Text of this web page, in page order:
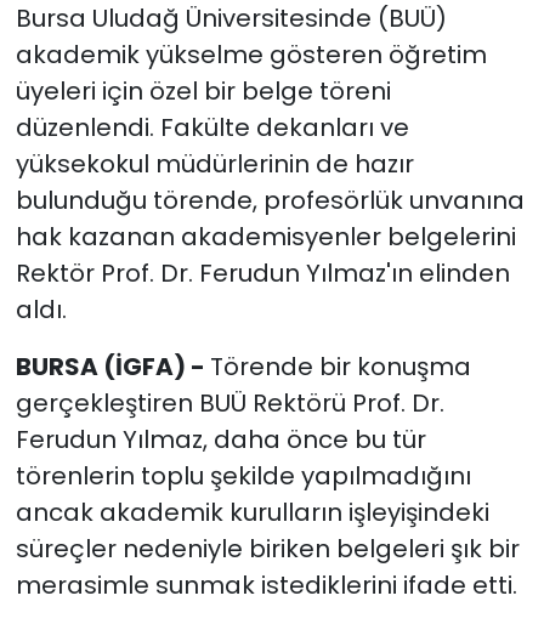
Bursa Uludağ Üniversitesinde (BUÜ)
akademik yükselme gösteren öğretim
üyeleri için özel bir belge töreni
düzenlendi. Fakülte dekanları ve
yüksekokul müdürlerinin de hazır
bulunduğu törende, profesörlük unvanına
hak kazanan akademisyenler belgelerini
Rektör Prof. Dr. Ferudun Yılmaz'ın elinden
aldı.
BURSA (İGFA) - Törende bir konuşma
gerçekleştiren BUÜ Rektörü Prof. Dr.
Ferudun Yılmaz, daha önce bu tür
törenlerin toplu şekilde yapılmadığını
ancak akademik kurulların işleyişindeki
süreçler nedeniyle biriken belgeleri şık bir
merasimle sunmak istediklerini ifade etti.